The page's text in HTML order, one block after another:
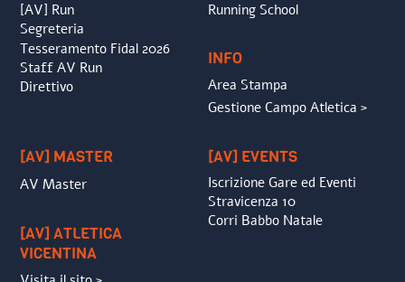
[AV] Run
Segreteria
Tesseramento Fidal 2026
Staff AV Run
Direttivo
Running School
INFO
Area Stampa
Gestione Campo Atletica >
[AV] MASTER
AV Master
[AV] ATLETICA
VICENTINA
[AV] EVENTS
Iscrizione Gare ed Eventi
Stravicenza 10
Corri Babbo Natale